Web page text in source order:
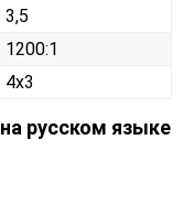
3,5
1200:1
4x3
русском языке